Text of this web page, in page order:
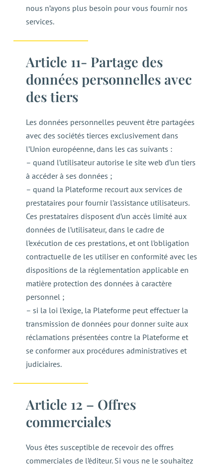
nous n’ayons plus besoin pour vous fournir nos
services.
Article 11- Partage des
données personnelles avec
des tiers
Les données personnelles peuvent être partagées
avec des sociétés tierces exclusivement dans
l’Union européenne, dans les cas suivants :
– quand l’utilisateur autorise le site web d’un tiers
à accéder à ses données ;
– quand la Plateforme recourt aux services de
prestataires pour fournir l’assistance utilisateurs.
Ces prestataires disposent d’un accès limité aux
données de l’utilisateur, dans le cadre de
l’exécution de ces prestations, et ont l’obligation
contractuelle de les utiliser en conformité avec les
dispositions de la réglementation applicable en
matière protection des données à caractère
personnel ;
– si la loi l’exige, la Plateforme peut effectuer la
transmission de données pour donner suite aux
réclamations présentées contre la Plateforme et
se conformer aux procédures administratives et
judiciaires.
Article 12 – Offres
commerciales
Vous êtes susceptible de recevoir des offres
commerciales de l’éditeur. Si vous ne le souhaitez